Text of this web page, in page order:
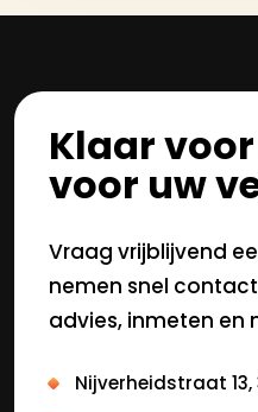
Klaar
voor uw
Vraag vrijblijvend
nemen snel
advies, inmeten en
Nijverheidstraat 13,